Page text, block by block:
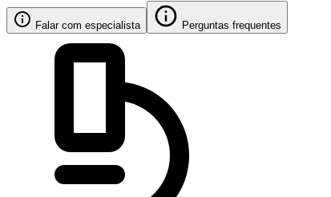
Falar com especialista Perguntas frequentes